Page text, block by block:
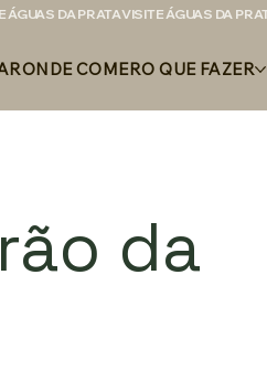
ONDE COMERO QUE FAZER
da